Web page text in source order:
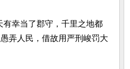
有幸当了郡守，千里之地都
弄人民，借故用严刑峻罚大